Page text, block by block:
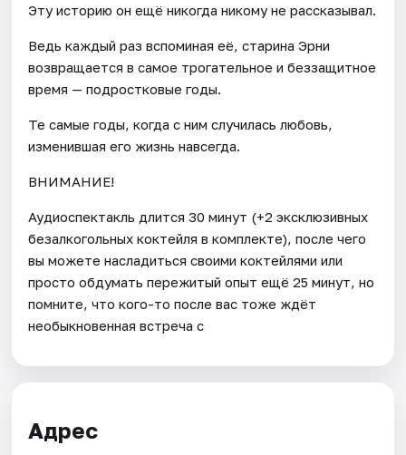
Эту историю он ещё никогда никому не рассказывал.
Ведь каждый раз вспоминая её, старина Эрни
возвращается в самое трогательное и беззащитное
время — подростковые годы.
Те самые годы, когда с ним случилась любовь,
изменившая его жизнь навсегда.
ВНИМАНИЕ!
Аудиоспектакль длится 30 минут (+2 эксклюзивных
безалкогольных коктейля в комплекте), после чего
вы можете насладиться своими коктейлями или
просто обдумать пережитый опыт ещё 25 минут, но
помните, что кого-то после вас тоже ждёт
необыкновенная встреча с
Адрес